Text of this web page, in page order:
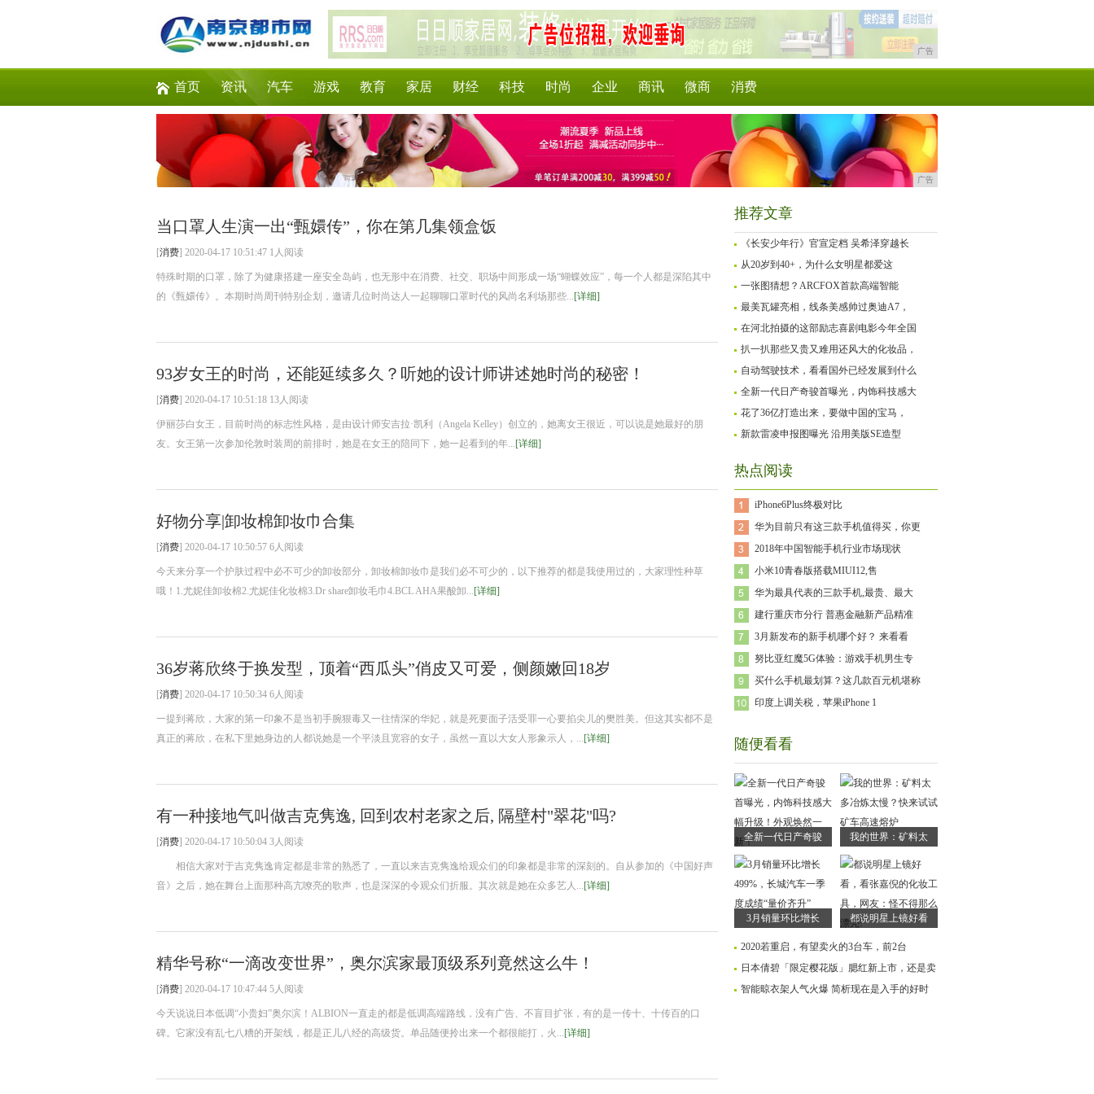
广告
首页 资讯 汽车 游戏 教育 家居 财经 科技 时尚 企业 商讯 微商 消费
广告
当口罩人生演一出“甄嬛传”，你在第几集领盒饭
[消费] 2020-04-17 10:51:47 1人阅读
特殊时期的口罩，除了为健康搭建一座安全岛屿，也无形中在消费、社交、职场中间形成一场“蝴蝶效应”，每一个人都是深陷其中
的《甄嬛传》。本期时尚周刊特别企划，邀请几位时尚达人一起聊聊口罩时代的风尚名利场那些...[详细]
93岁女王的时尚，还能延续多久？听她的设计师讲述她时尚的秘密！
[消费] 2020-04-17 10:51:18 13人阅读
伊丽莎白女王，目前时尚的标志性风格，是由设计师安吉拉·凯利（Angela Kelley）创立的，她离女王很近，可以说是她最好的朋
友。女王第一次参加伦敦时装周的前排时，她是在女王的陪同下，她一起看到的年...[详细]
好物分享|卸妆棉卸妆巾合集
[消费] 2020-04-17 10:50:57 6人阅读
今天来分享一个护肤过程中必不可少的卸妆部分，卸妆棉卸妆巾是我们必不可少的，以下推荐的都是我使用过的，大家理性种草
哦！1.尤妮佳卸妆棉2.尤妮佳化妆棉3.Dr share卸妆毛巾4.BCL AHA果酸卸...[详细]
36岁蒋欣终于换发型，顶着“西瓜头”俏皮又可爱，侧颜嫩回18岁
[消费] 2020-04-17 10:50:34 6人阅读
一提到蒋欣，大家的第一印象不是当初手腕狠毒又一往情深的华妃，就是死要面子活受罪一心要掐尖儿的樊胜美。但这其实都不是
真正的蒋欣，在私下里她身边的人都说她是一个平淡且宽容的女子，虽然一直以大女人形象示人，...[详细]
有一种接地气叫做吉克隽逸, 回到农村老家之后, 隔壁村"翠花"吗?
[消费] 2020-04-17 10:50:04 3人阅读
相信大家对于吉克隽逸肯定都是非常的熟悉了，一直以来吉克隽逸给观众们的印象都是非常的深刻的。自从参加的《中国好声
音》之后，她在舞台上面那种高亢嘹亮的歌声，也是深深的令观众们折服。其次就是她在众多艺人...[详细]
精华号称“一滴改变世界”，奥尔滨家最顶级系列竟然这么牛！
[消费] 2020-04-17 10:47:44 5人阅读
今天说说日本低调“小贵妇”奥尔滨！ALBION一直走的都是低调高端路线，没有广告、不盲目扩张，有的是一传十、十传百的口
碑。它家没有乱七八糟的开架线，都是正儿八经的高级货。单品随便拎出来一个都很能打，火...[详细]
推荐文章
《长安少年行》官宣定档 吴希泽穿越长
从20岁到40+，为什么女明星都爱这
一张图猜想？ARCFOX首款高端智能
最美瓦罐亮相，线条美感帅过奥迪A7，
在河北拍摄的这部励志喜剧电影今年全国
扒一扒那些又贵又难用还风大的化妆品，
自动驾驶技术，看看国外已经发展到什么
全新一代日产奇骏首曝光，内饰科技感大
花了36亿打造出来，要做中国的宝马，
新款雷凌申报图曝光 沿用美版SE造型
热点阅读
iPhone6Plus终极对比
华为目前只有这三款手机值得买，你更
2018年中国智能手机行业市场现状
小米10青春版搭载MIUI12,售
华为最具代表的三款手机,最贵、最大
建行重庆市分行 普惠金融新产品精准
3月新发布的新手机哪个好？ 来看看
努比亚红魔5G体验：游戏手机男生专
买什么手机最划算？这几款百元机堪称
印度上调关税，苹果iPhone 1
随便看看
全新一代日产奇骏 我的世界：矿料太
3月销量环比增长 都说明星上镜好看
2020若重启，有望卖火的3台车，前2台
日本倩碧「限定樱花版」腮红新上市，还是卖
智能晾衣架人气火爆 简析现在是入手的好时